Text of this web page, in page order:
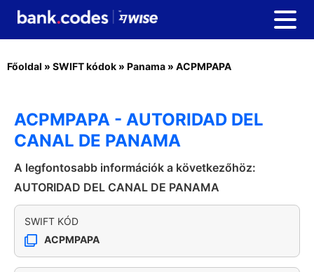
Főoldal » SWIFT kódok » Panama » ACPMPAPA
ACPMPAPA - AUTORIDAD DEL
CANAL DE PANAMA
A legfontosabb információk a következőhöz:
AUTORIDAD DEL CANAL DE PANAMA
SWIFT KÓD
ACPMPAPA